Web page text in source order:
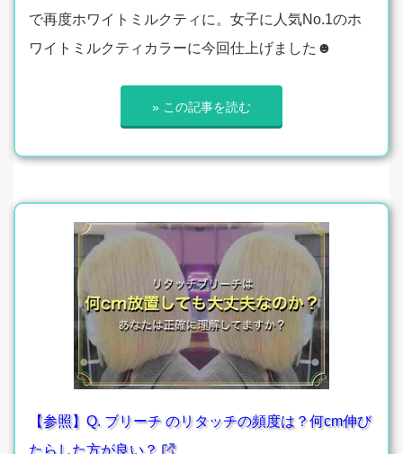
で再度ホワイトミルクティに。女子に人気No.1のホ
ワイトミルクティカラーに今回仕上げました☻
» この記事を読む
【参照】Q. ブリーチ のリタッチの頻度は？何cm伸び
たらした方が良い？